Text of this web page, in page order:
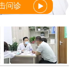
问诊